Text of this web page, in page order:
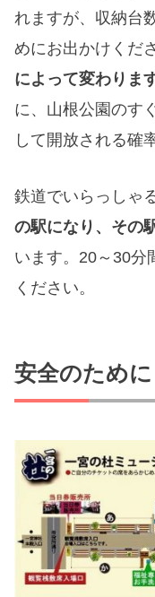
れますが、収納台
めにお出かけくだ
によって変わりま
に、山根公園のす
して開放される確
鉄道でいらっしゃ
の駅になり、その
います。20～30分
ください。
安全のために